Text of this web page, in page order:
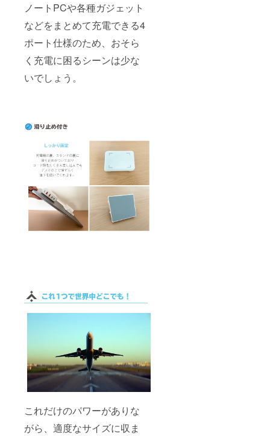
ノートPCや各種ガジェット
などをまとめて充電できる4
ポート仕様のため、おそら
く充電に困るシーンは少な
いでしょう。
これだけのパワーがありな
がら、適度なサイズに収ま